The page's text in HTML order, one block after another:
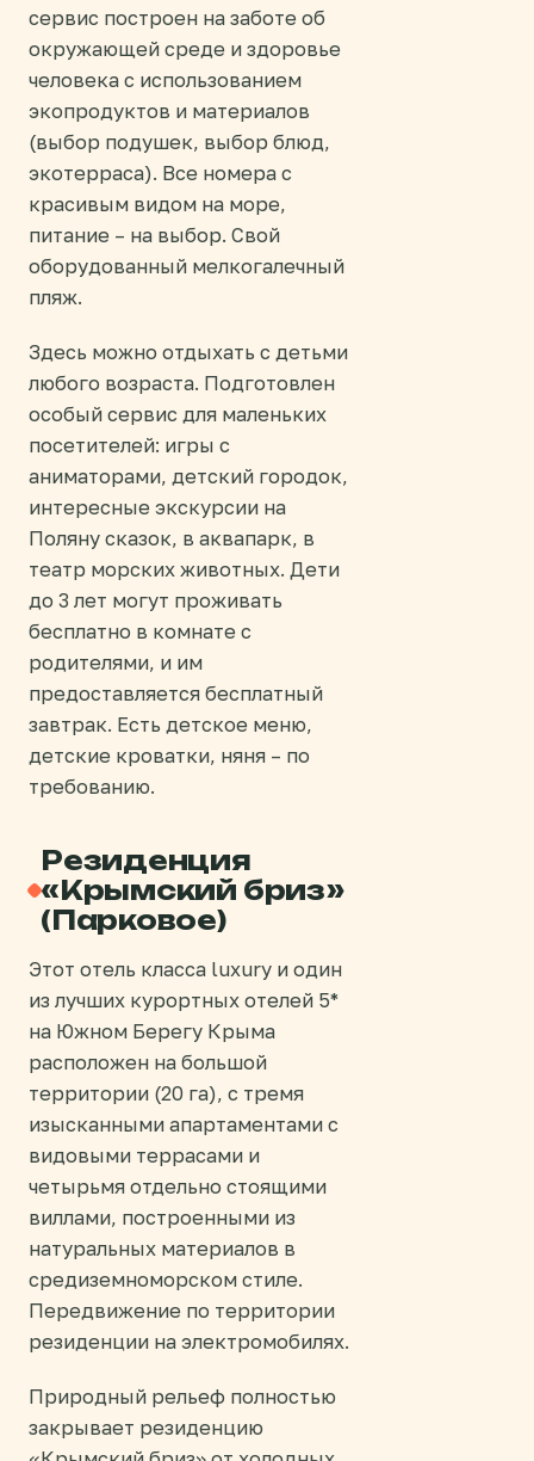
сервис построен на заботе об
окружающей среде и здоровье
человека с использованием
экопродуктов и материалов
(выбор подушек, выбор блюд,
экотерраса). Все номера с
красивым видом на море,
питание – на выбор. Свой
оборудованный мелкогалечный
пляж.
Здесь можно отдыхать с детьми
любого возраста. Подготовлен
особый сервис для маленьких
посетителей: игры с
аниматорами, детский городок,
интересные экскурсии на
Поляну сказок, в аквапарк, в
театр морских животных. Дети
до 3 лет могут проживать
бесплатно в комнате с
родителями, и им
предоставляется бесплатный
завтрак. Есть детское меню,
детские кроватки, няня – по
требованию.
Резиденция
«Крымский бриз»
(Парковое)
Этот отель класса luxury и один
из лучших курортных отелей 5*
на Южном Берегу Крыма
расположен на большой
территории (20 га), с тремя
изысканными апартаментами с
видовыми террасами и
четырьмя отдельно стоящими
виллами, построенными из
натуральных материалов в
средиземноморском стиле.
Передвижение по территории
резиденции на электромобилях.
Природный рельеф полностью
закрывает резиденцию